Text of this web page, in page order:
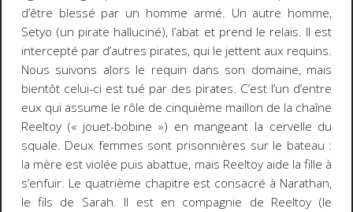
d’être blessé par un homme armé. Un autre homme,
Setyo (un pirate halluciné), l’abat et prend le relais. Il est
intercepté par d’autres pirates, qui le jettent aux requins.
Nous suivons alors le requin dans son domaine, mais
bientôt celui-ci est tué par des pirates. C’est l’un d’entre
eux qui assume le rôle de cinquième maillon de la chaîne
Reeltoy (« jouet-bobine ») en mangeant la cervelle du
squale. Deux femmes sont prisonnières sur le bateau :
la mère est violée puis abattue, mais Reeltoy aide la fille à
s’enfuir. Le quatrième chapitre est consacré à Narathan,
le fils de Sarah. Il est en compagnie de Reeltoy (le